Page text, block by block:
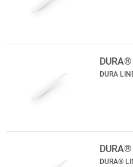
DURA
DURA®